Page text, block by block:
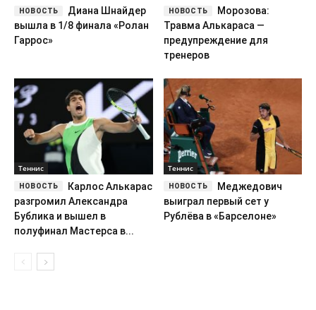
Диана Шнайдер
вышла в 1/8 финала «Ролан
Гаррос»
Морозова:
Травма Алькараса —
предупреждение для
тренеров
Теннис
Карлос Алькарас
разгромил Александра
Бублика и вышел в
полуфинал Мастерса в...
Теннис
Меджедович
выиграл первый сет у
Рублёва в «Барселоне»